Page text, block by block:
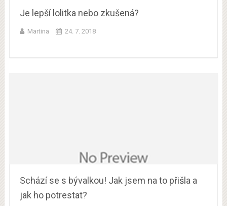
Je lepší lolitka nebo zkušená?
Martina 24. 7. 2018
Schází se s bývalkou! Jak jsem na to přišla a
jak ho potrestat?